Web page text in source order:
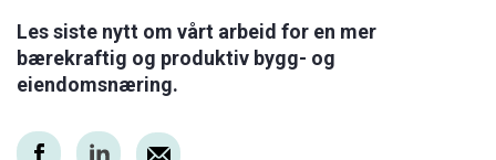
Les siste nytt om vårt arbeid for en mer
bærekraftig og produktiv bygg- og
eiendomsnæring.